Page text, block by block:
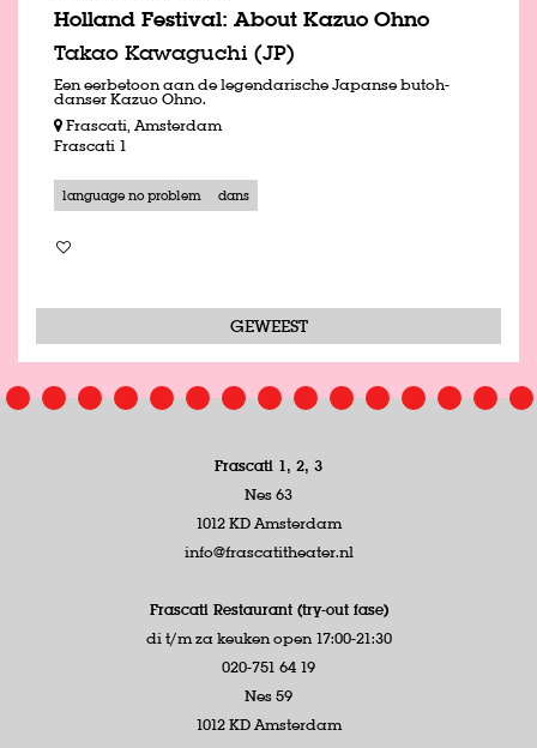
Holland Festival: About Kazuo Ohno
Takao Kawaguchi (JP)
Een eerbetoon aan de legendarische Japanse butoh-
danser Kazuo Ohno.
Frascati, Amsterdam
Frascati 1
language no problem dans
GEWEEST
Frascati 1, 2, 3
Nes 63
1012 KD Amsterdam
info@frascatitheater.nl
Frascati Restaurant (try-out fase)
di t/m za keuken open 17:00-21:30
020-751 64 19
Nes 59
1012 KD Amsterdam